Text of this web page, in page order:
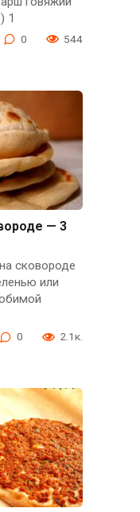
1
0 544
— 3
сковороде
или
0 2.1к.